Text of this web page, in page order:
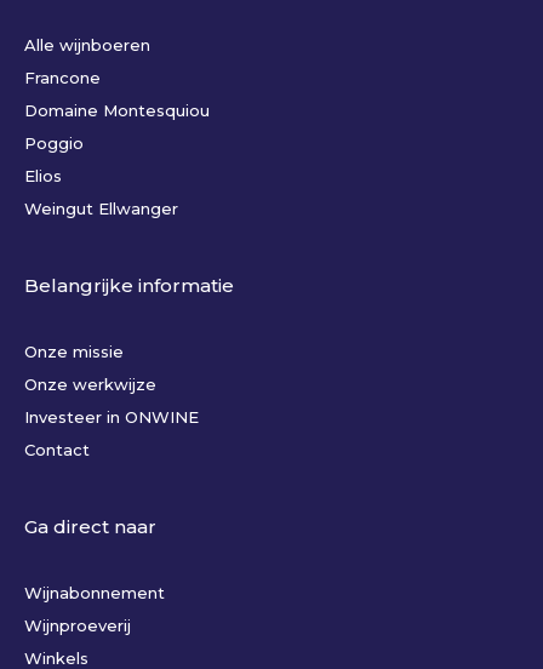
Alle wijnboeren
Francone
Domaine Montesquiou
Poggio
Elios
Weingut Ellwanger
Belangrijke informatie
Onze missie
Onze werkwijze
Investeer in ONWINE
Contact
Ga direct naar
Wijnabonnement
Wijnproeverij
Winkels